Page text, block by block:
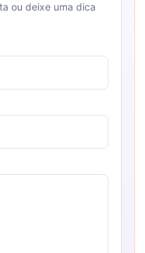
ou deixe uma dica